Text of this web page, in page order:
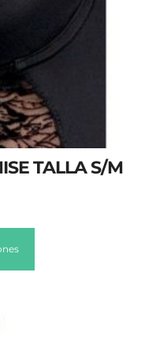
TALLA S/M